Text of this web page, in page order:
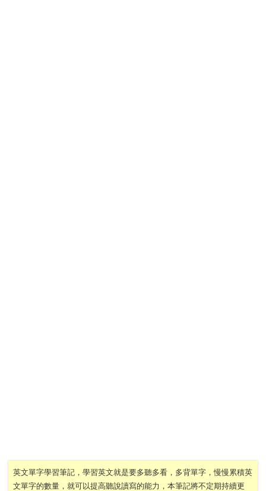
英文單字學習筆記，學習英文就是要多聽多看，多背單字，慢慢累積英
文單字的數量，就可以提高聽說讀寫的能力，本筆記將不定期持續更